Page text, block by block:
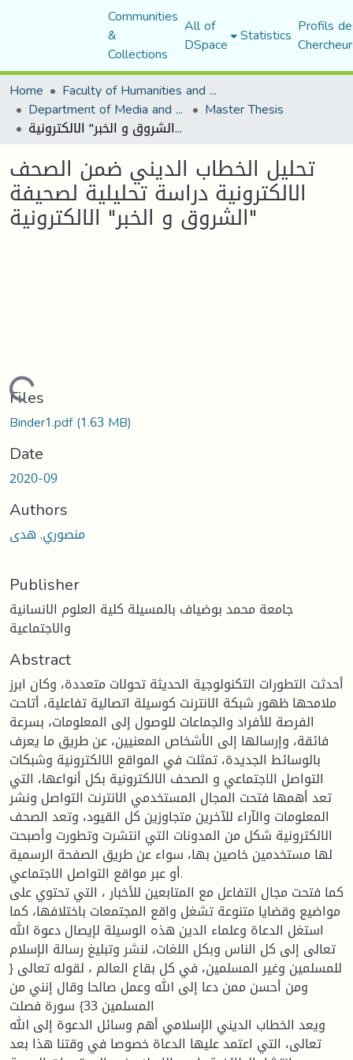
Communities
&
Collections
All of
DSpace Statistics Profils
Home
Faculty of Humanities and Social Sciences
Department of Media and Communication Studies Master Thesis
تحليل الخطاب الديني ضمن الصحف الالكترونية دراسة تحليلية لصحيفة "الشروق و الخبر" الالكترونية
تحليل الخطاب الديني ضمن الصحف
الالكترونية دراسة تحليلية لصحيفة
"الشروق و الخبر" الالكترونية
Loading...
Files
Binder1.pdf(1.63 MB)
Date
2020-09
Authors
منصوري, هدى
Publisher
جامعة محمد بوضياف بالمسيلة كلية العلوم الانسانية
والاجتماعية
Abstract
أحدثت التطورات التكنولوجية الحديثة تحولات متعددة، وكان ابرز
ملامحها ظهور شبكة الانترنت كوسيلة اتصالية تفاعلية، أتاحت
الفرصة للأفراد والجماعات للوصول إلى المعلومات، بسرعة
فائقة، وإرسالها إلى الأشخاص المعنيين، عن طريق ما يعرف
بالوسائط الجديدة، تمثلت في المواقع الالكترونية وشبكات
التواصل الاجتماعي و الصحف الالكترونية بكل أنواعها، التي
تعد أهمها فتحت المجال المستخدمي الانترنت التواصل ونشر
المعلومات والآراء للآخرين متجاوزين كل القيود، وتعد الصحف
الالكترونية شكل من المدونات التي انتشرت وتطورت وأصبحت
لها مستخدمين خاصين بها، سواء عن طريق الصفحة الرسمية
أو عبر مواقع التواصل الاجتماعي.
كما فتحت مجال التفاعل مع المتابعين للأخبار ، التي تحتوي على
مواضيع وقضايا متنوعة تشغل واقع المجتمعات باختلافها، كما
استغل الدعاة وعلماء الدين هذه الوسيلة لإيصال دعوة الله
تعالى إلى كل الناس وبكل اللغات، لنشر وتبليغ رسالة الإسلام
للمسلمين وغير المسلمين، في كل بقاع العالم ، لقوله تعالى {
ومن أحسن ممن دعا إلى الله وعمل صالحا وقال إنني من
المسلمين 33} سورة فصلت
ويعد الخطاب الديني الإسلامي أهم وسائل الدعوة إلى الله
تعالى، التي اعتمد عليها الدعاة خصوصا في وقتنا هذا بعد